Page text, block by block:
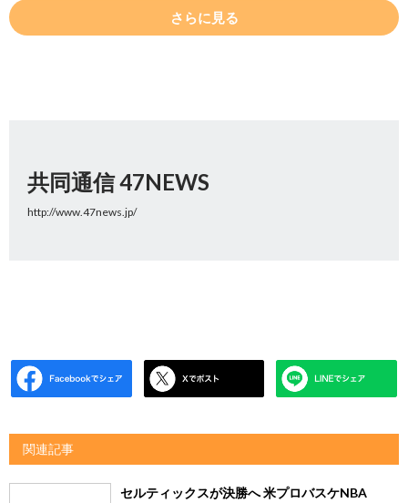
さらに見る
共同通信 47NEWS
http://www.47news.jp/
関連記事
セルティックスが決勝へ 米プロバスケNBA